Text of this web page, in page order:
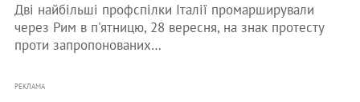
Дві найбільші профспілки Італії промарширували
через Рим в п'ятницю, 28 вересня, на знак протесту
проти запропонованих…
РЕКЛАМА